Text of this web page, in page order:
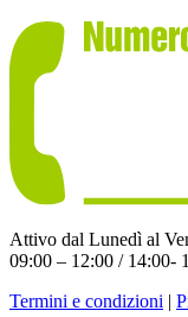
Attivo dal Lunedì al
09:00 – 12:00 / 14:00-
Termini e condizioni |